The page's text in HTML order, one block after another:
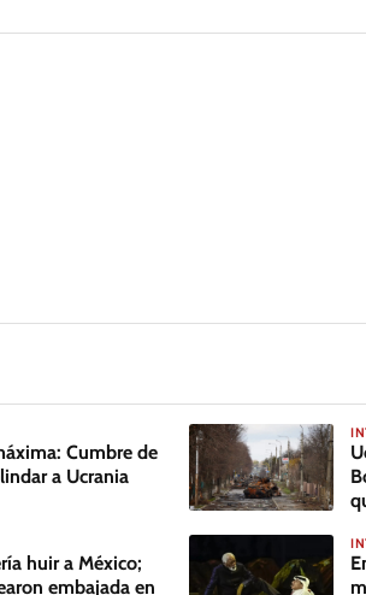
Cumbre de
a Ucrania
huir a México;
embajada en